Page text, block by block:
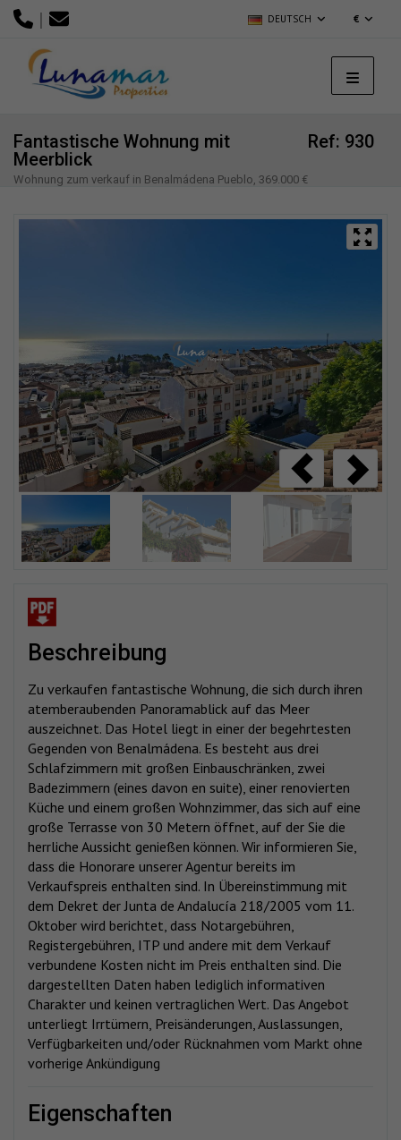
| DEUTSCH €
Ref: 930
Fantastische Wohnung mit
Meerblick
Wohnung zum verkauf in Benalmádena Pueblo, 369.000 €
beschreibung
Zu verkaufen fantastische Wohnung, die sich durch ihren
atemberaubenden Panoramablick auf das Meer
auszeichnet. Das Hotel liegt in einer der begehrtesten
Gegenden von Benalmádena. Es besteht aus drei
Schlafzimmern mit großen Einbauschränken, zwei
Badezimmern (eines davon en suite), einer renovierten
Küche und einem großen Wohnzimmer, das sich auf eine
große Terrasse von 30 Metern öffnet, auf der Sie die
herrliche Aussicht genießen können. Wir informieren Sie,
dass die Honorare unserer Agentur bereits im
Verkaufspreis enthalten sind. In Übereinstimmung mit
dem Dekret der Junta de Andalucía 218/2005 vom 11.
Oktober wird berichtet, dass Notargebühren,
Registergebühren, ITP und andere mit dem Verkauf
verbundene Kosten nicht im Preis enthalten sind. Die
dargestellten Daten haben lediglich informativen
Charakter und keinen vertraglichen Wert. Das Angebot
unterliegt Irrtümern, Preisänderungen, Auslassungen,
Verfügbarkeiten und/oder Rücknahmen vom Markt ohne
vorherige Ankündigung
eigenschaften